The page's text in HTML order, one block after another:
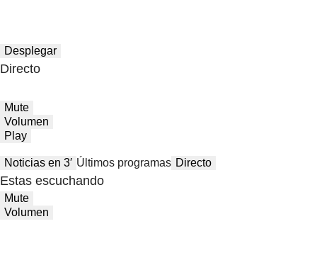
Desplegar
Directo
Mute
Volumen
Play
Noticias en 3′ Últimos programas Directo
Estas escuchando
Mute
Volumen